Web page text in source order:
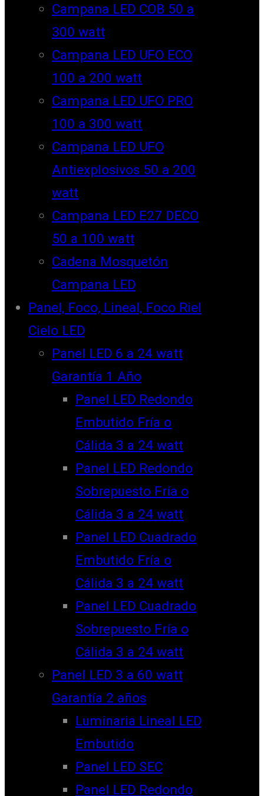
Campana LED COB 50 a
300 watt
Campana LED UFO ECO
100 a 200 watt
Campana LED UFO PRO
100 a 300 watt
Campana LED UFO
Antiexplosivos 50 a 200
watt
Campana LED E27 DECO
50 a 100 watt
Cadena Mosquetón
Campana LED
Panel, Foco, Lineal, Foco Riel
Cielo LED
Panel LED 6 a 24 watt
Garantía 1 Año
Panel LED Redondo
Embutido Fría o
Cálida 3 a 24 watt
Panel LED Redondo
Sobrepuesto Fría o
Cálida 3 a 24 watt
Panel LED Cuadrado
Embutido Fría o
Cálida 3 a 24 watt
Panel LED Cuadrado
Sobrepuesto Fría o
Cálida 3 a 24 watt
Panel LED 3 a 60 watt
Garantía 2 años
Luminaria Lineal LED
Embutido
Panel LED SEC
Panel LED Redondo